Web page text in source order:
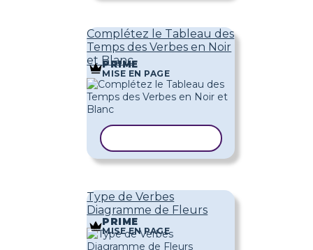
Complétez le Tableau des
Temps des Verbes en Noir
et Blanc
PRIME
MISE EN PAGE
Type de Verbes
Diagramme de Fleurs
PRIME
MISE EN PAGE